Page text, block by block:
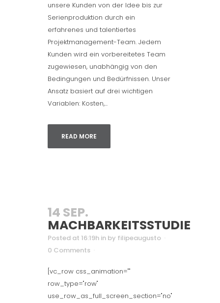
unsere Kunden von der Idee bis zur
Serienproduktion durch ein
erfahrenes und talentiertes
Projektmanagement-Team. Jedem
Kunden wird ein vorbereitetes Team
zugewiesen, unabhängig von den
Bedingungen und Bedürfnissen. Unser
Ansatz basiert auf drei wichtigen
Variablen: Kosten,...
READ MORE
14 SEP.
MACHBARKEITSSTUDIE
Posted at 16:19h in by filipeaugusto
0 Comments
[vc_row css_animation=""
row_type="row"
use_row_as_full_screen_section="no"